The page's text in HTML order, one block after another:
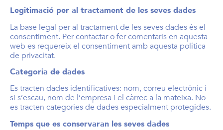
Legitimació per al tractament de les seves dades
La base legal per al tractament de les seves dades és el
consentiment. Per contactar o fer comentaris en aquesta
web es requereix el consentiment amb aquesta política
de privacitat.
Categoria de dades
Es tracten dades identificatives: nom, correu electrònic i
si s’escau, nom de l’empresa i el càrrec a la mateixa. No
es tracten categories de dades especialment protegides.
Temps que es conservaran les seves dades